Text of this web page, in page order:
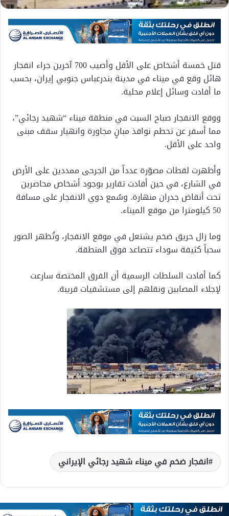
قتل خمسة أشخاص على الأقل وأصيب 700 آخرين جراء انفجار
هائل وقع في ميناء في مدينة بندرعباس جنوبي إيران، بحسب
ما أفادت وسائل إعلام محلية.
ووقع الانفجار صباح السبت في منطقة ميناء “شهيد رجائي”،
مما أسفر عن تحطم نوافذ مبانٍ مجاورة وانهيار سقف مبنى
واحد على الأقل.
وأظهرت لقطات مصوّرة عدداً من الجرحى ممددين على الأرض
في الشارع، في حين أفادت تقارير بوجود أشخاص محاصرين
تحت أنقاض جدران منهارة. وسُمع دوي الانفجار على مسافة
50 كيلومترا من موقع الميناء.
وما زال حريق ضخم يشتعل في موقع الانفجار، وتُظهر الصور
سحباً كثيفة سوداء تتصاعد فوق المنطقة.
كما أفادت السلطات الرسمية أن الفرق المختصة سارعت
لإجلاء المصابين ونقلهم إلى مستشفيات قريبة.
انفجار ضخم في ميناء شهيد رجائي الإيراني